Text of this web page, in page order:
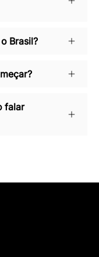
Brasil?
falar